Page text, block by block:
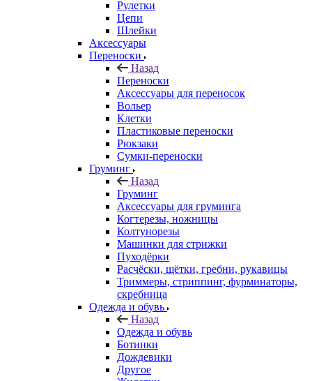
Рулетки
Цепи
Шлейки
Аксессуары
Переноски
Назад
Переноски
Аксессуары для переносок
Вольер
Клетки
Пластиковые переноски
Рюкзаки
Сумки-переноски
Груминг
Назад
Груминг
Аксессуары для груминга
Когтерезы, ножницы
Колтунорезы
Машинки для стрижки
Пуходёрки
Расчёски, щётки, гребни, рукавицы
Триммеры, стриппинг, фурминаторы,
скребница
Одежда и обувь
Назад
Одежда и обувь
Ботинки
Дождевики
Другое